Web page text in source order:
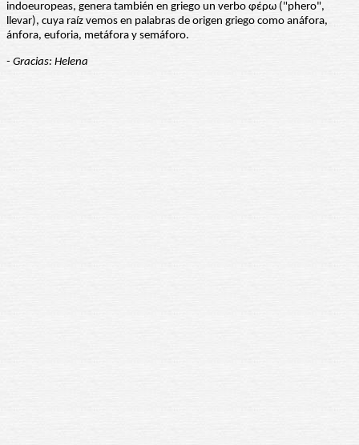
indoeuropeas, genera también en griego un verbo φέρω ("phero",
llevar), cuya raíz vemos en palabras de origen griego como anáfora,
ánfora, euforia, metáfora y semáforo.
- Gracias: Helena